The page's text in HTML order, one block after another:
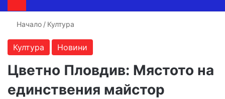
Начало / Култура
Култура Новини
Цветно Пловдив: Мястото на
единствения майстор